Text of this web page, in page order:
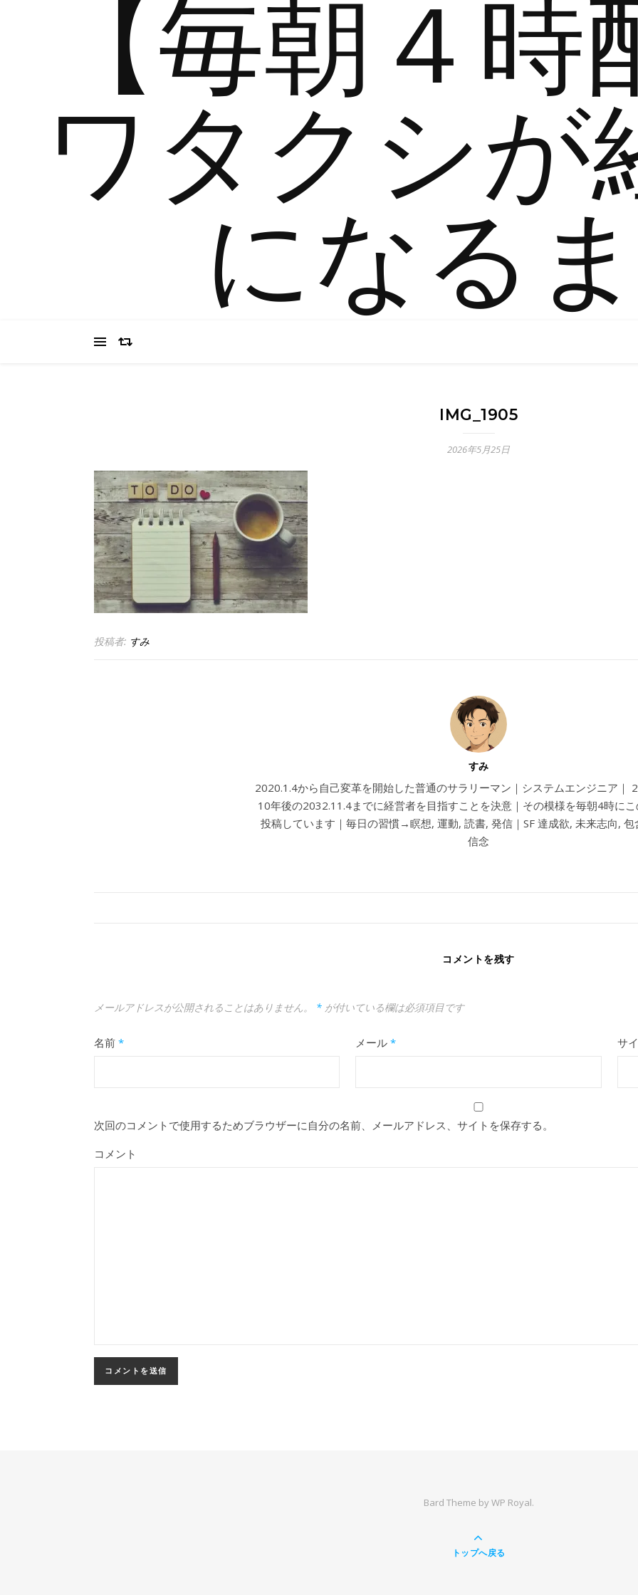
【毎朝４
ワタクシが
になる
IMG_1905
2026年5月25日
投稿者: すみ
すみ
2020.1.4から自己変革を開始した普通のサラリーマン｜システムエンジニア｜
10年後の2032.11.4までに経営者を目指すことを決意｜その模様を毎朝4時に
投稿しています｜毎日の習慣→瞑想, 運動, 読書, 発信｜SF 達成欲, 未来志向, 包
信念
コメントを残す
メールアドレスが公開されることはありません。 * が付いている欄は必須項目です
名前 * メール* サ
次回のコメントで使用するためブラウザーに自分の名前、メールアドレス、サイトを保存する。
コメント
Bard Theme byWP Royal.
トップへ戻る